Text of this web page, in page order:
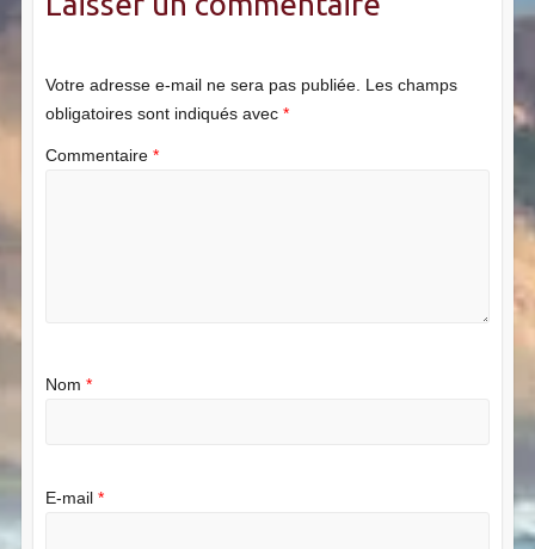
Votre adresse e-mail ne sera pas publiée. Les champs
obligatoires sont indiqués avec *
Commentaire *
Nom *
E-mail *